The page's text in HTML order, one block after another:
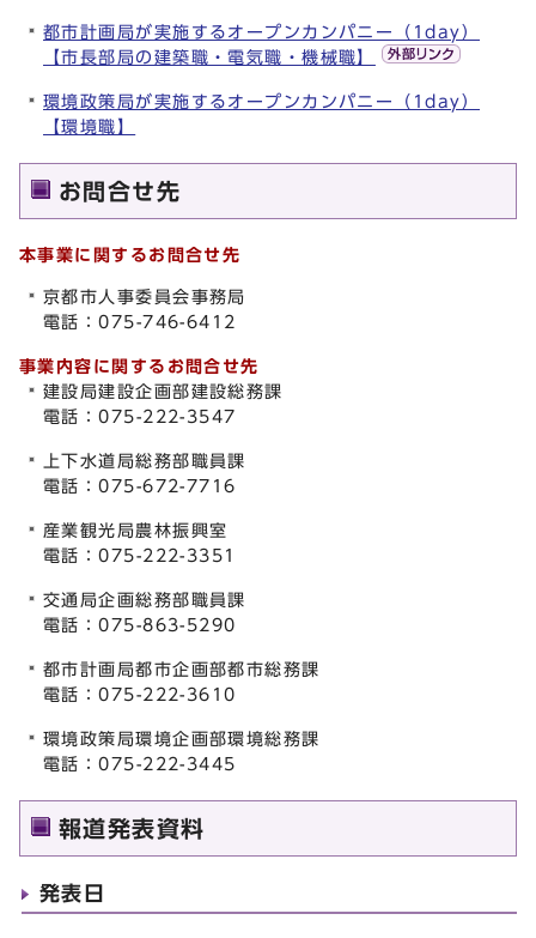
都市計画局が実施するオープンカンパニー（1day）
【市長部局の建築職・電気職・機械職】
環境政策局が実施するオープンカンパニー（1day）
【環境職】
お問合せ先
本事業に関するお問合せ先
京都市人事委員会事務局
電話：075-746-6412
事業内容に関するお問合せ先
建設局建設企画部建設総務課
電話：075-222-3547
上下水道局総務部職員課
電話：075-672-7716
産業観光局農林振興室
電話：075-222-3351
交通局企画総務部職員課
電話：075-863-5290
都市計画局都市企画部都市総務課
電話：075-222-3610
環境政策局環境企画部環境総務課
電話：075-222-3445
報道発表資料
発表日